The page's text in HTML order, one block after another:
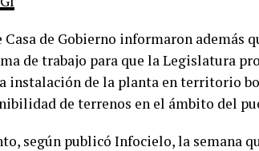
Casa de Gobierno informaron además
de trabajo para que la Legislatura
instalación de la planta en territorio
de terrenos en el ámbito del
según publicó Infocielo, la semana